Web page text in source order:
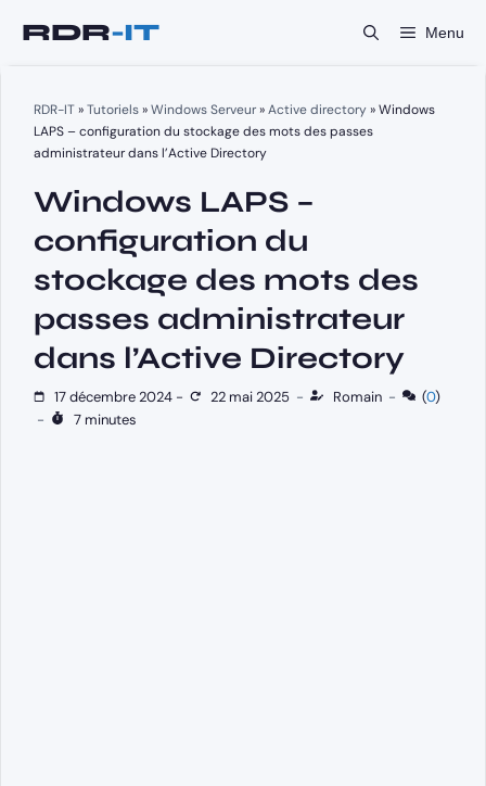
Menu
RDR-IT»Tutoriels»Windows Serveur»Active directory»Windows
LAPS – configuration du stockage des mots des passes
administrateur dans l’Active Directory
Windows LAPS –
configuration du
stockage des mots des
passes administrateur
dans l’Active Directory
17 décembre 2024 - 22 mai 2025 - Romain - (0)
-
7 minutes